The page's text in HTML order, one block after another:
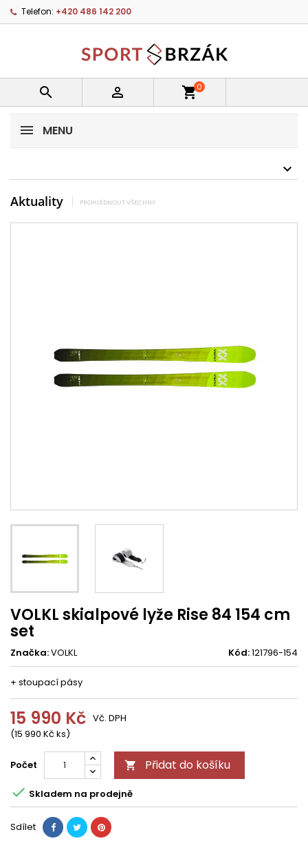
Telefon: +420 486 142 200
  shopping_cart0
MENU
Aktuality PROHLÉDNOUT VŠECHNY
VOLKL skialpové lyže Rise 84 154 cm
set
Značka:VOLKL Kód:121796-154
+ stoupací pásy
15 990 Kč
(15 990 Kč ks)
Vč. DPH
Počet  Přidat do košíku
 Skladem na prodejně
Sdílet